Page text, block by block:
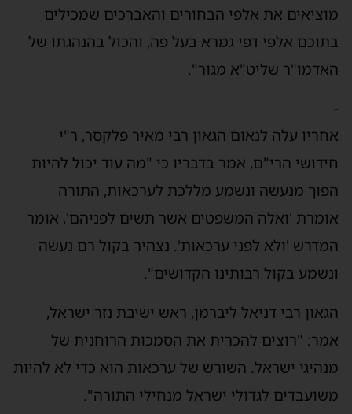
מוציאים את אלפי הבחורים והאברכים שמכילים
בתוכם אלפי דפי גמרא בעל פה, והכול בהנהגתו של
האדמו"ר שליט"א מגור".
-
אחריו עלה לנאום הגאון רבי מאיר פלקסר, ר"י
חידושי הרי"ם, אמר בדבריו כי "מה עוד יכול להיות
הפוך מנעשה ונשמע מללכת לערכאות, התורה
אומרת 'ואלה המשפטים אשר תשים לפניהם', אומר
המדרש 'ולא לפני ערכאות'. נצהיר בקול רם נעשה
ונשמע בקול רבותינו הקדושים".
הגאון רבי דניאל ליברמן, ראש ישיבת נזר ישראל,
אמר: "רוצים להכרית את הסמכות הרוחנית של
מנהיגי ישראל. השורש של ערכאות הוא כדי לא להיות
משועבדים לגדולי ישראל מנחילי התורה".